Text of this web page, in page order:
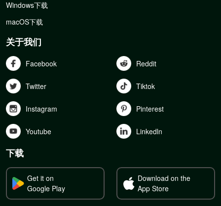
Windows下载
macOS下载
关于我们
Facebook Reddit
Twitter Tiktok
Instagram Pinterest
Youtube Linkedln
下载
Get it on
Google Play
Download on the
App Store